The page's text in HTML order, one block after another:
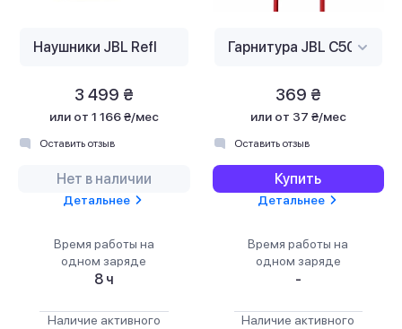
3 499 ₴
или от 1 166 ₴/мес
Оставить отзыв
Нет в наличии
Детальнее
Время работы на
одном заряде
8 ч
Наличие активного
369 ₴
или от 37 ₴/мес
Оставить отзыв
Купить
Детальнее
Время работы на
одном заряде
-
Наличие активного